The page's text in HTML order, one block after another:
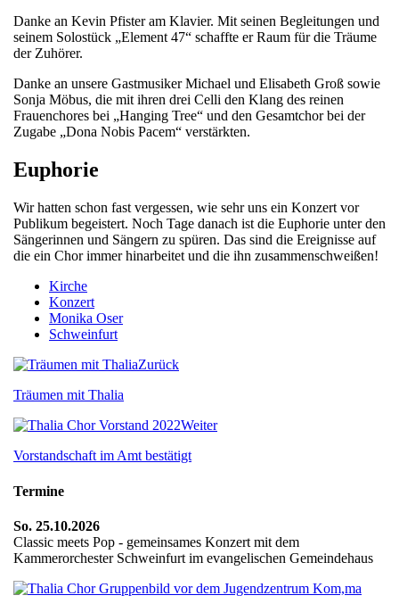
Danke an Kevin Pfister am Klavier. Mit seinen Begleitungen und
seinem Solostück „Element 47“ schaffte er Raum für die Träume
der Zuhörer.
Danke an unsere Gastmusiker Michael und Elisabeth Groß sowie
Sonja Möbus, die mit ihren drei Celli den Klang des reinen
Frauenchores bei „Hanging Tree“ und den Gesamtchor bei der
Zugabe „Dona Nobis Pacem“ verstärkten.
Euphorie
Wir hatten schon fast vergessen, wie sehr uns ein Konzert vor
Publikum begeistert. Noch Tage danach ist die Euphorie unter den
Sängerinnen und Sängern zu spüren. Das sind die Ereignisse auf
die ein Chor immer hinarbeitet und die ihn zusammenschweißen!
Kirche
Konzert
Monika Oser
Schweinfurt
Zurück
Träumen mit Thalia
Weiter
Vorstandschaft im Amt bestätigt
Termine
So. 25.10.2026
Classic meets Pop - gemeinsames Konzert mit dem
Kammerorchester Schweinfurt im evangelischen Gemeindehaus